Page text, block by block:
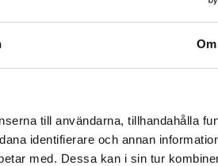
Om
till användarna, tillhandahålla
identifierare och annan
med. Dessa kan i sin tur
A8 –